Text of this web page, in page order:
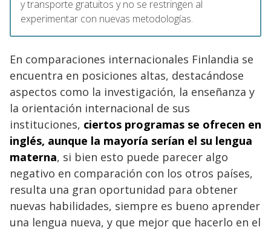
y transporte gratuitos y no se restringen al
experimentar con nuevas metodologías.
En comparaciones internacionales Finlandia se
encuentra en posiciones altas, destacándose
aspectos como la investigación, la enseñanza y
la orientación internacional de sus
instituciones, ciertos programas se ofrecen en
inglés, aunque la mayoría serían el su lengua
materna, si bien esto puede parecer algo
negativo en comparación con los otros países,
resulta una gran oportunidad para obtener
nuevas habilidades, siempre es bueno aprender
una lengua nueva, y que mejor que hacerlo en el